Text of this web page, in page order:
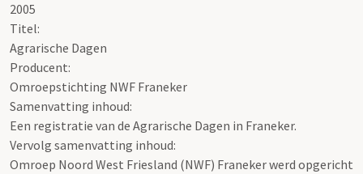
2005
Titel:
Agrarische Dagen
Producent:
Omroepstichting NWF Franeker
Samenvatting inhoud:
Een registratie van de Agrarische Dagen in Franeker.
Vervolg samenvatting inhoud:
Omroep Noord West Friesland (NWF) Franeker werd opgericht